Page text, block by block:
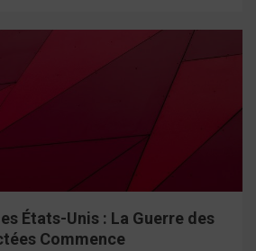
États-Unis : La Guerre des
Commence